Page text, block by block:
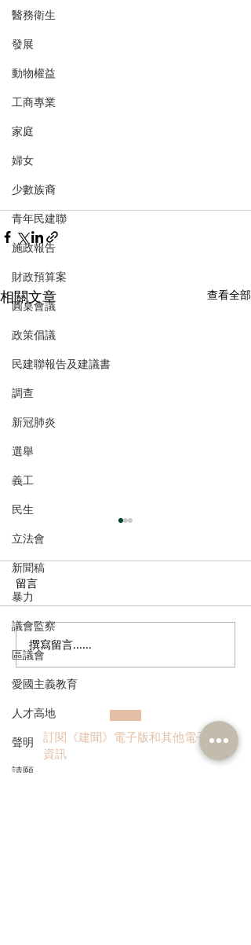
醫務衛生
發展
動物權益
工商專業
家庭
婦女
少數族裔
青年民建聯
施政報告
財政預算案
圓桌會議
政策倡議
民建聯報告及建議書
調查
新冠肺炎
選舉
義工
民生
立法會
新聞稿
暴力
議會監察
區議會
愛國主義教育
人才高地
聲明
請願
相關文章 查看全部
走進蔚來、國盾量子與科
大訊飛，港區人大代表團
深入合肥調研科創成果
留言
撰寫留言......
訂閱《建聞》電子版和其他電子
資訊